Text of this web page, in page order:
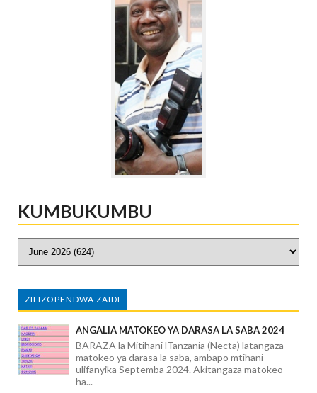
KUMBUKUMBU
ZILIZOPENDWA ZAIDI
ANGALIA MATOKEO YA DARASA LA SABA 2024
BARAZA la Mitihani lTanzania (Necta) latangaza
matokeo ya darasa la saba, ambapo mtihani
ulifanyika Septemba 2024. Akitangaza matokeo
ha...